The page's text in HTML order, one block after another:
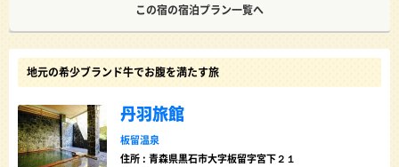
この宿の宿泊プラン一覧へ
地元の希少ブランド牛でお腹を満たす旅
丹羽旅館
板留温泉
住所 : 青森県黒石市大字板留字宮下２１